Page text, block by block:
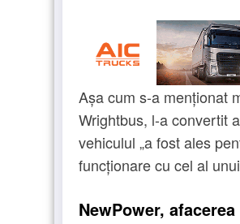
Așa cum s-a menționat
Wrightbus, l-a convertit
vehiculul „a fost ales
funcționare cu cel al
NewPower,